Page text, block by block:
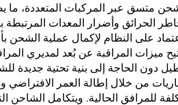
متسق عبر المركبات المتعددة، ما
الحرائق وأضرار المعدات المرتبطة
على النظام لإكمال عملية
ميزات المراقبة عن بُعد لمديري
دون الحاجة إلى بنية تحتية
من خلال إطالة العمر
للمرافق الحالية. ويتكامل الشاحن